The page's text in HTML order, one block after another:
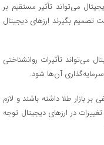
می‌تواند تأثیر مستقیم بر
تصمیم بگیرند ارزهای دیجیتال
می‌تواند تأثیرات روانشناختی
آن‌ها شود.
بازار طلا داشته باشند و لازم
در ارزهای دیجیتال توجه